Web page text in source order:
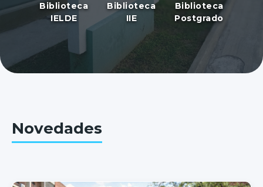
Biblioteca
IELDE
Biblioteca
IIE
Biblioteca
Postgrado
Novedades